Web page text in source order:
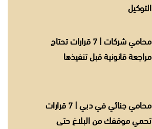
التوكيل
محامي شركات | 7 قرارات تحتاج
مراجعة قانونية قبل تنفيذها
محامي جنائي في دبي | 7 قرارات
تحمي موقفك من البلاغ حتى